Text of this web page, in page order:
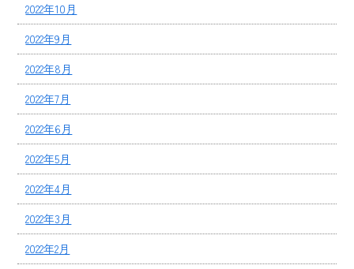
2022年10月
2022年9月
2022年8月
2022年7月
2022年6月
2022年5月
2022年4月
2022年3月
2022年2月